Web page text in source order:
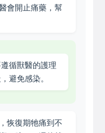
會開止痛藥，幫
循獸醫的護理
避免感染。
恢復期牠痛到不